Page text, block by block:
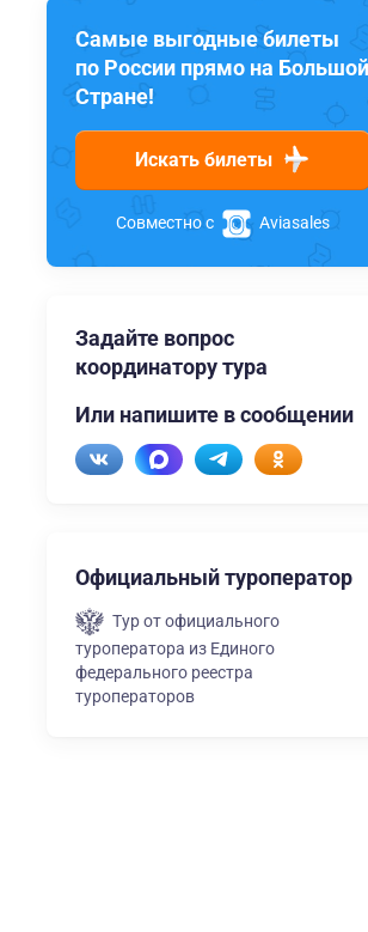
Самые выгодные билеты
по России прямо на Большой
Стране!
Искать билеты
Совместно с Aviasales
Задайте вопрос
координатору тура
Или напишите в сообщении
Официальный туроператор
Тур от официального
туроператора из Единого
федерального реестра
туроператоров